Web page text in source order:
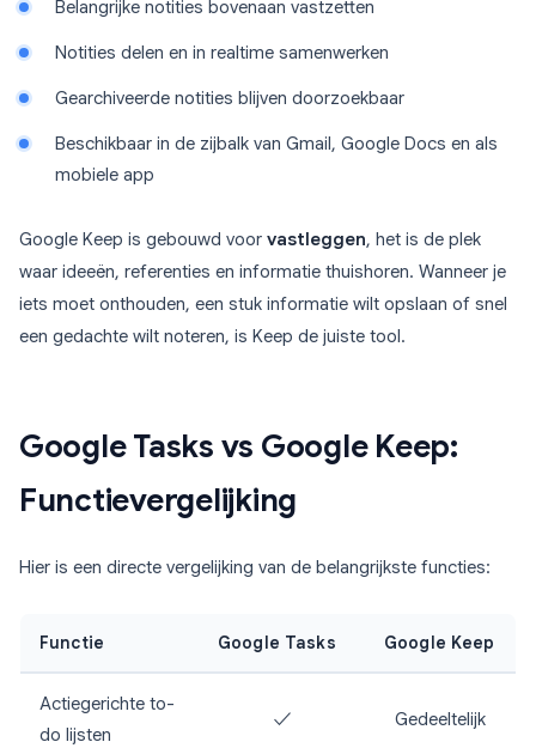
Belangrijke notities bovenaan vastzetten
Notities delen en in realtime samenwerken
Gearchiveerde notities blijven doorzoekbaar
Beschikbaar in de zijbalk van Gmail, Google Docs en als
mobiele app
Google Keep is gebouwd voor vastleggen, het is de plek
waar ideeën, referenties en informatie thuishoren. Wanneer je
iets moet onthouden, een stuk informatie wilt opslaan of snel
een gedachte wilt noteren, is Keep de juiste tool.
Google Tasks vs Google Keep:
Functievergelijking
Hier is een directe vergelijking van de belangrijkste functies:
Functie Google Tasks Google Keep
Actiegerichte to-
do lijsten
✓ Gedeeltelijk